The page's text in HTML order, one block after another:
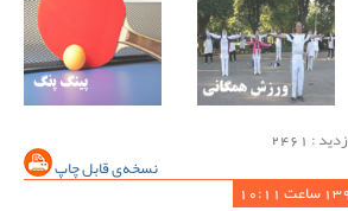
نسخه‌ی قابل چاپ